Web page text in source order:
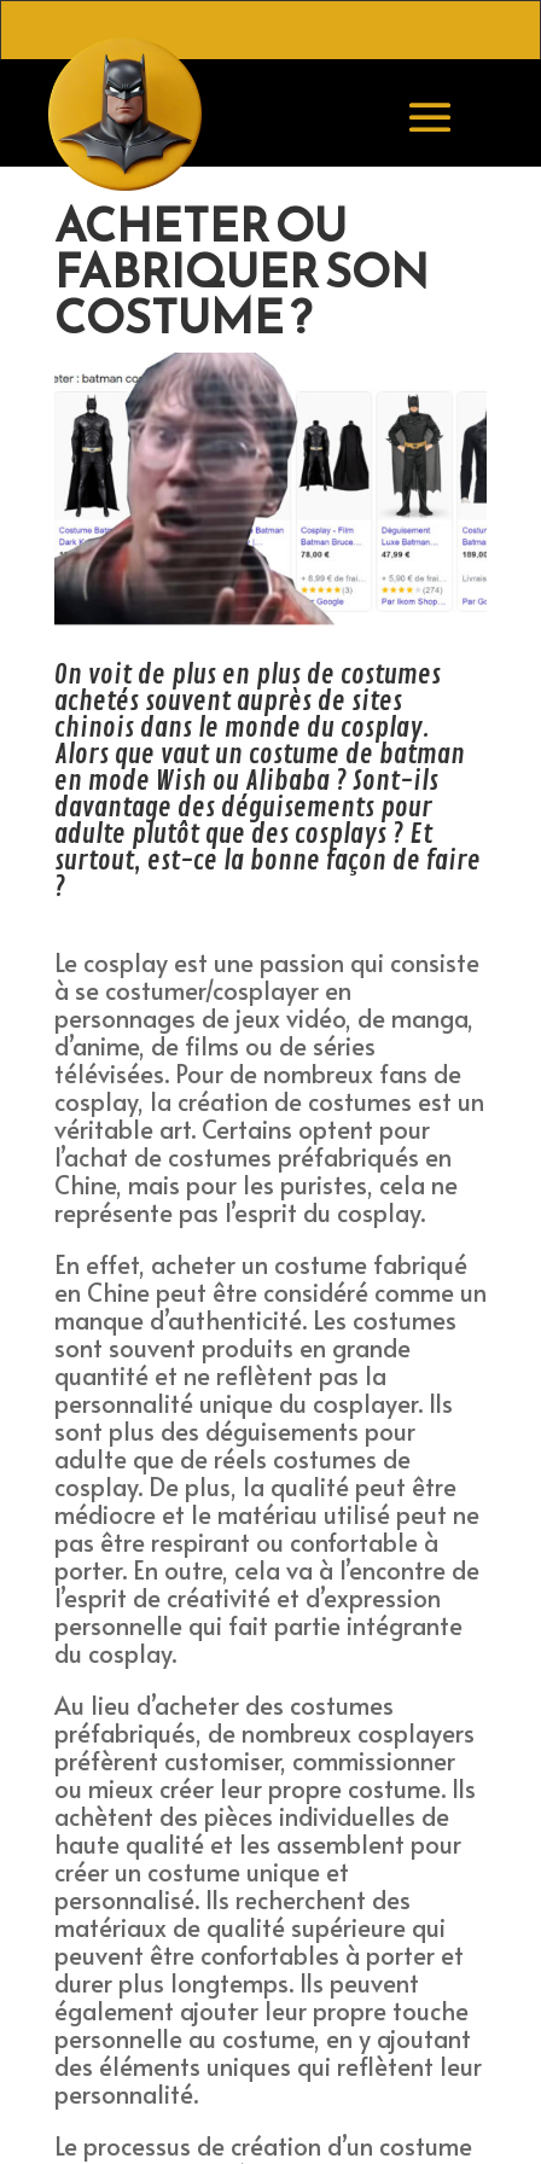
ACHETER OU
FABRIQUER SON
COSTUME ?
On voit de plus en plus de costumes
achetés souvent auprès de sites
chinois dans le monde du cosplay.
Alors que vaut un costume de batman
en mode Wish ou Alibaba ? Sont-ils
davantage des déguisements pour
adulte plutôt que des cosplays ? Et
surtout, est-ce la bonne façon de faire
?
Le cosplay est une passion qui consiste
à se costumer/cosplayer en
personnages de jeux vidéo, de manga,
d’anime, de films ou de séries
télévisées. Pour de nombreux fans de
cosplay, la création de costumes est un
véritable art. Certains optent pour
l’achat de costumes préfabriqués en
Chine, mais pour les puristes, cela ne
représente pas l’esprit du cosplay.
En effet, acheter un costume fabriqué
en Chine peut être considéré comme un
manque d’authenticité. Les costumes
sont souvent produits en grande
quantité et ne reflètent pas la
personnalité unique du cosplayer. Ils
sont plus des déguisements pour
adulte que de réels costumes de
cosplay. De plus, la qualité peut être
médiocre et le matériau utilisé peut ne
pas être respirant ou confortable à
porter. En outre, cela va à l’encontre de
l’esprit de créativité et d’expression
personnelle qui fait partie intégrante
du cosplay.
Au lieu d’acheter des costumes
préfabriqués, de nombreux cosplayers
préfèrent customiser, commissionner
ou mieux créer leur propre costume. Ils
achètent des pièces individuelles de
haute qualité et les assemblent pour
créer un costume unique et
personnalisé. Ils recherchent des
matériaux de qualité supérieure qui
peuvent être confortables à porter et
durer plus longtemps. Ils peuvent
également ajouter leur propre touche
personnelle au costume, en y ajoutant
des éléments uniques qui reflètent leur
personnalité.
Le processus de création d’un costume